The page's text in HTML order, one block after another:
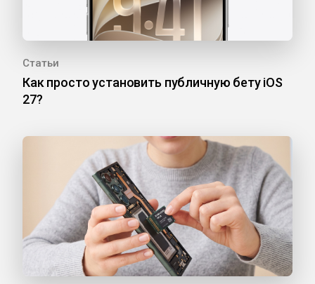
Статьи
Как просто установить публичную бету iOS
27?